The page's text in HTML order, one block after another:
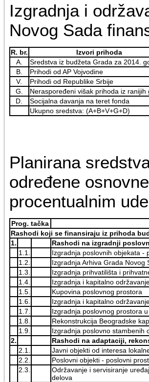
Izgradnja i
Novog Sada
R. br. Izvori prihoda
A.
Sredstva iz budžeta Grada za 2014.
B.
Prihodi od AP Vojvodine
V.
Prihodi od Republike Srbije
G.
Neraspoređeni višak prihoda iz ranijih
D.
Socijalna davanja na teret fonda
Ukupno sredstva: (A+B+V+G+D)
Planirana
određene
procentualnim
Prog. tačka
Rashodi koji se finansiraju iz prihoda
1.
Rashodi na izgradnji
1.1.
Izgradnja poslovnih objekata -
1.2.
Izgradnja Arhiva Grada Novog
1.3.
Izgradnja prihvatilišta i
1.4.
Izgradnja i kapitalno
1.5.
Kupovina poslovnog prostora
1.6.
Izgradnja i kapitalno
1.7.
Izgradnja poslovnog prostora
1.8.
Rekonstrukcija Beogradske
1.9.
Izgradnja poslovno stambenih
2.
Rashodi na adaptaciji,
2.1.
Javni objekti od interesa
2.2.
Poslovni objekti - poslovni
2.3.
Održavanje i servisiranje
delova